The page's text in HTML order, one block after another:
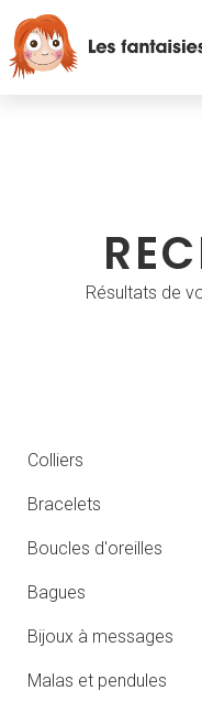
Résultats de
Colliers
Bracelets
Boucles d'oreilles
Bagues
Bijoux à messages
Malas et pendules